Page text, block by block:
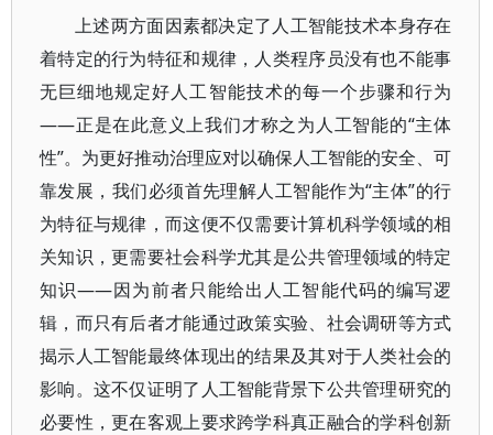
上述两方面因素都决定了人工智能技术本身存在
着特定的行为特征和规律，人类程序员没有也不能事
无巨细地规定好人工智能技术的每一个步骤和行为
——正是在此意义上我们才称之为人工智能的“主体
性”。为更好推动治理应对以确保人工智能的安全、可
靠发展，我们必须首先理解人工智能作为“主体”的行
为特征与规律，而这便不仅需要计算机科学领域的相
关知识，更需要社会科学尤其是公共管理领域的特定
知识——因为前者只能给出人工智能代码的编写逻
辑，而只有后者才能通过政策实验、社会调研等方式
揭示人工智能最终体现出的结果及其对于人类社会的
影响。这不仅证明了人工智能背景下公共管理研究的
必要性，更在客观上要求跨学科真正融合的学科创新